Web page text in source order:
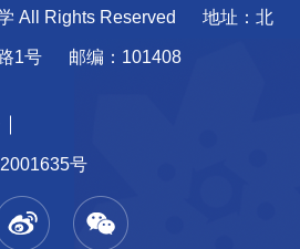
All Rights Reserved 地址：北
1号 邮编：101408
号